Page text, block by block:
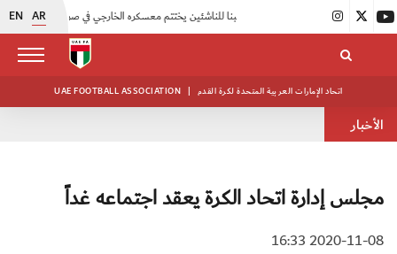
EN AR
UAE FOOTBALL ASSOCIATION | اتحاد الإمارات العربية المتحدة لكرة القدم
الأخبار
مجلس إدارة اتحاد الكرة يعقد اجتماعه غداً
2020-11-08 16:33